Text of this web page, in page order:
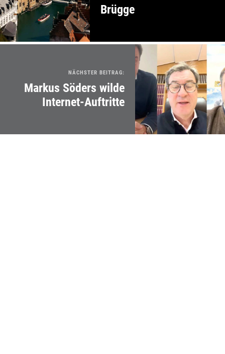
Brügge
NÄCHSTER BEITRAG:
Markus Söders wilde
Internet-Auftritte